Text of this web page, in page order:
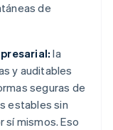
de
la
y auditables
seguras de
estables sin
sí mismos. Eso